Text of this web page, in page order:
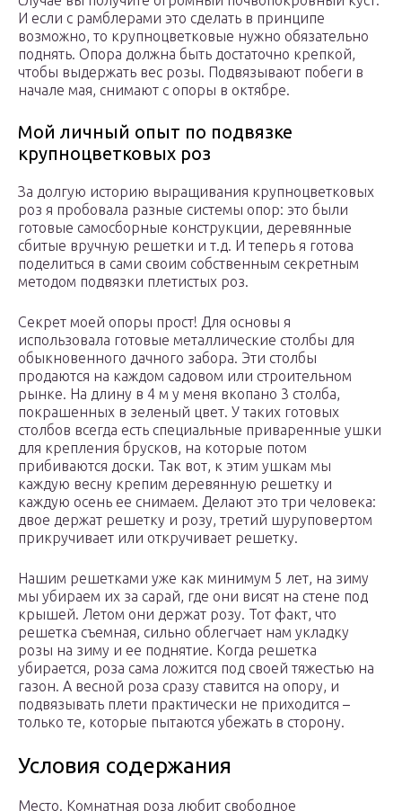
И если с рамблерами это сделать в принципе
возможно, то крупноцветковые нужно обязательно
поднять. Опора должна быть достаточно крепкой,
чтобы выдержать вес розы. Подвязывают побеги в
начале мая, снимают с опоры в октябре.
Мой личный опыт по подвязке
крупноцветковых роз
За долгую историю выращивания крупноцветковых
роз я пробовала разные системы опор: это были
готовые самосборные конструкции, деревянные
сбитые вручную решетки и т.д. И теперь я готова
поделиться в сами своим собственным секретным
методом подвязки плетистых роз.
Секрет моей опоры прост! Для основы я
использовала готовые металлические столбы для
обыкновенного дачного забора. Эти столбы
продаются на каждом садовом или строительном
рынке. На длину в 4 м у меня вкопано 3 столба,
покрашенных в зеленый цвет. У таких готовых
столбов всегда есть специальные приваренные ушки
для крепления брусков, на которые потом
прибиваются доски. Так вот, к этим ушкам мы
каждую весну крепим деревянную решетку и
каждую осень ее снимаем. Делают это три человека:
двое держат решетку и розу, третий шуруповертом
прикручивает или откручивает решетку.
Нашим решетками уже как минимум 5 лет, на зиму
мы убираем их за сарай, где они висят на стене под
крышей. Летом они держат розу. Тот факт, что
решетка съемная, сильно облегчает нам укладку
розы на зиму и ее поднятие. Когда решетка
убирается, роза сама ложится под своей тяжестью на
газон. А весной роза сразу ставится на опору, и
подвязывать плети практически не приходится –
только те, которые пытаются убежать в сторону.
Условия содержания
Место. Комнатная роза любит свободное